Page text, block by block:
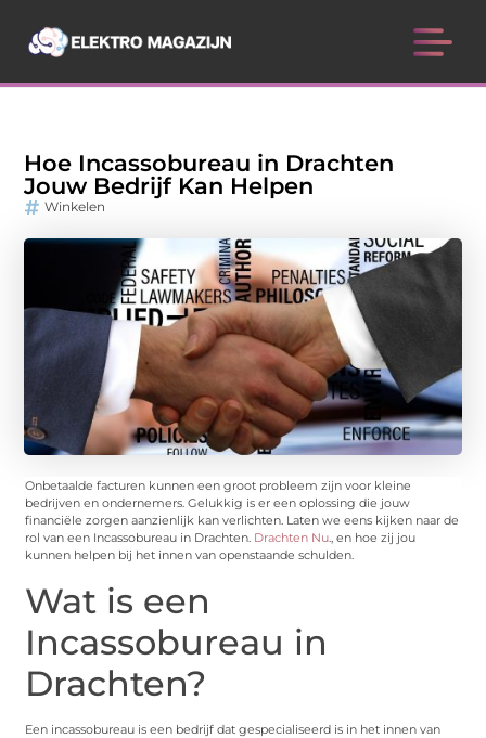
Hoe Incassobureau in Drachten
Jouw Bedrijf Kan Helpen
Winkelen
Onbetaalde facturen kunnen een groot probleem zijn voor kleine
bedrijven en ondernemers. Gelukkig is er een oplossing die jouw
financiële zorgen aanzienlijk kan verlichten. Laten we eens kijken naar de
rol van een Incassobureau in Drachten. Drachten Nu., en hoe zij jou
kunnen helpen bij het innen van openstaande schulden.
Wat is een
Incassobureau in
Drachten?
Een incassobureau is een bedrijf dat gespecialiseerd is in het innen van